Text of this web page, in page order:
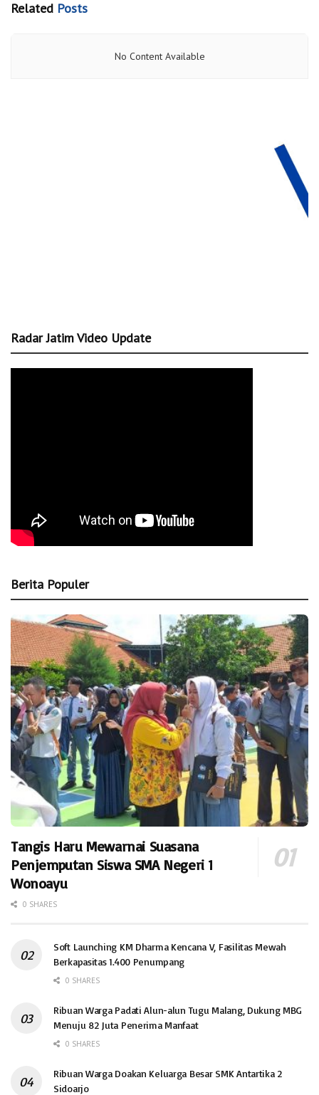
Related Posts
No Content Available
Radar Jatim Video Update
Berita Populer
Tangis Haru Mewarnai Suasana
Penjemputan Siswa SMA Negeri 1
Wonoayu
0 SHARES
Soft Launching KM Dharma Kencana V, Fasilitas Mewah
Berkapasitas 1.400 Penumpang
0 SHARES
Ribuan Warga Padati Alun-alun Tugu Malang, Dukung MBG
Menuju 82 Juta Penerima Manfaat
0 SHARES
Ribuan Warga Doakan Keluarga Besar SMK Antartika 2
Sidoarjo